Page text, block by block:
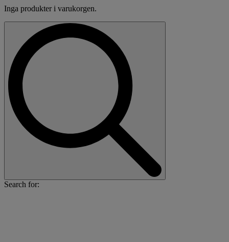
Inga produkter i varukorgen.
Search for: